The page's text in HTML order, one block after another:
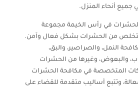
جميع أنحاء المنزل.
في رأس الخيمة مجموعة
من الحشرات بشكل فعال وآمن.
النمل، والصراصير، والبق،
والبعوض، وغيرها من الحشرات
المتخصصة في مكافحة الحشرات
وتتبع أساليب متقدمة للقضاء على